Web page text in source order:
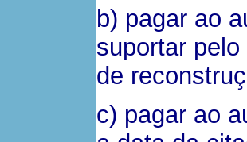
b) pagar ao
suportar
de
c) pagar ao